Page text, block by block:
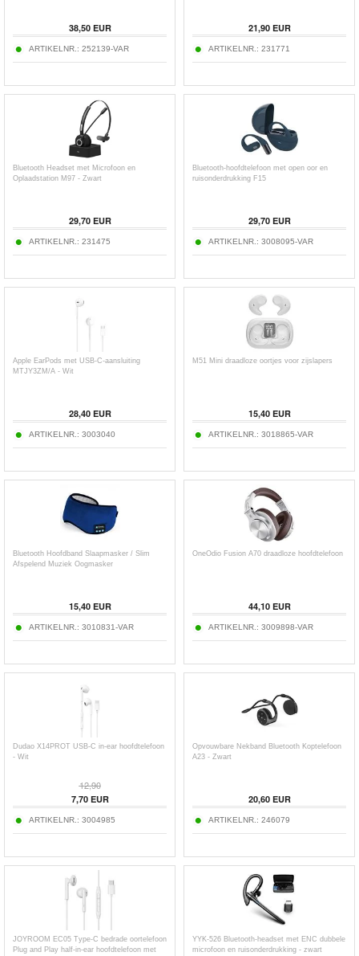
38,50EUR
ARTIKELNR.: 252139-VAR
21,90EUR
ARTIKELNR.: 231771
Bluetooth Headset met Microfoon en
Oplaadstation M97 - Zwart
29,70EUR
ARTIKELNR.: 231475
Bluetooth-hoofdtelefoon met open oor en
ruisonderdrukking F15
29,70EUR
ARTIKELNR.: 3008095-VAR
Apple EarPods met USB-C-aansluiting
MTJY3ZM/A - Wit
28,40EUR
ARTIKELNR.: 3003040
M51 Mini draadloze oortjes voor zijslapers
15,40EUR
ARTIKELNR.: 3018865-VAR
Bluetooth Hoofdband Slaapmasker / Slim
Afspelend Muziek Oogmasker
15,40EUR
ARTIKELNR.: 3010831-VAR
OneOdio Fusion A70 draadloze hoofdtelefoon
44,10EUR
ARTIKELNR.: 3009898-VAR
Dudao X14PROT USB-C in-ear hoofdtelefoon
- Wit
12,90
7,70EUR
ARTIKELNR.: 3004985
Opvouwbare Nekband Bluetooth Koptelefoon
A23 - Zwart
20,60EUR
ARTIKELNR.: 246079
JOYROOM EC05 Type-C bedrade oortelefoon
Plug and Play half-in-ear hoofdtelefoon met
YYK-526 Bluetooth-headset met ENC dubbele
microfoon en ruisonderdrukking - zwart